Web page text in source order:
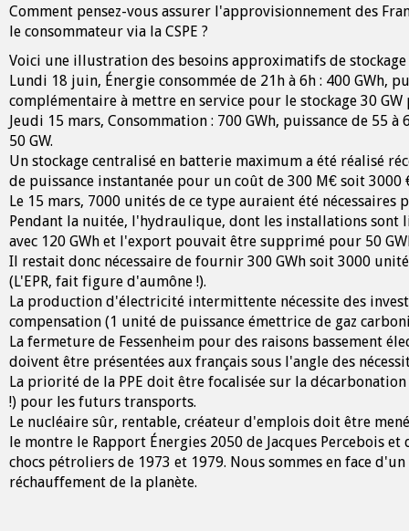
Comment pensez-vous assurer l'approvisionnement des
le consommateur via la CSPE ?
Voici une illustration des besoins approximatifs de
Lundi 18 juin, Énergie consommée de 21h à 6h : 400 GWh,
complémentaire à mettre en service pour le stockage 30 GW
Jeudi 15 mars, Consommation : 700 GWh, puissance de 55
50 GW.
Un stockage centralisé en batterie maximum a été réalisé
de puissance instantanée pour un coût de 300 M€ soit 3000
Le 15 mars, 7000 unités de ce type auraient été
Pendant la nuitée, l'hydraulique, dont les installations
avec 120 GWh et l'export pouvait être supprimé pour 50
Il restait donc nécessaire de fournir 300 GWh soit 3000
(L'EPR, fait figure d'aumône !).
La production d'électricité intermittente nécessite des
compensation (1 unité de puissance émettrice de gaz
La fermeture de Fessenheim pour des raisons bassement
doivent être présentées aux français sous l'angle des
La priorité de la PPE doit être focalisée sur la
!) pour les futurs transports.
Le nucléaire sûr, rentable, créateur d'emplois doit être
le montre le Rapport Énergies 2050 de Jacques Percebois
chocs pétroliers de 1973 et 1979. Nous sommes en face
réchauffement de la planète.